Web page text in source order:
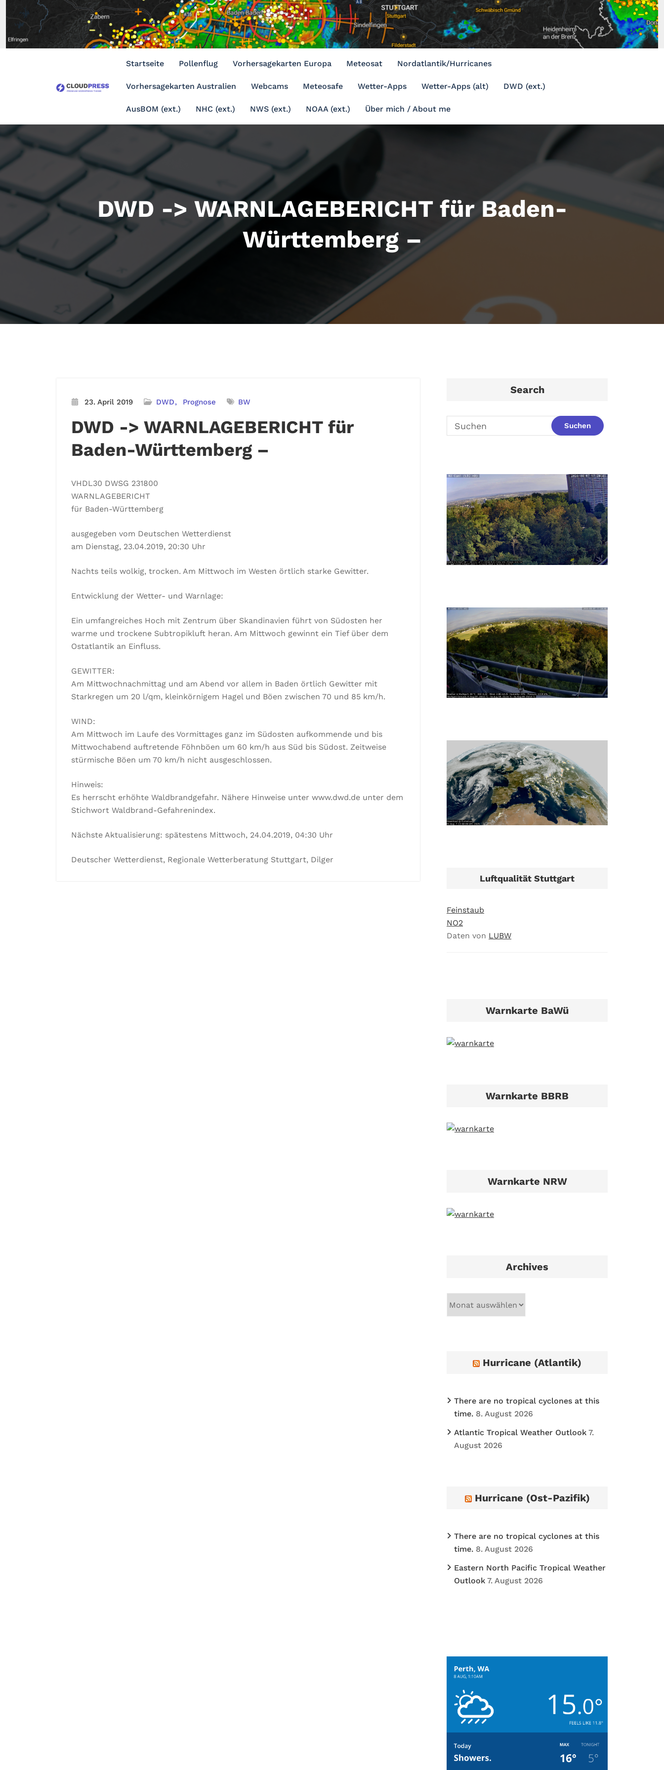
Inhalt
springen
Startseite Pollenflug Vorhersagekarten Europa Meteosat Nordatlantik/Hurricanes
Vorhersagekarten Australien Webcams Meteosafe Wetter-Apps Wetter-Apps (alt) DWD (ext.)
AusBOM (ext.) NHC (ext.) NWS (ext.) NOAA (ext.) Über mich / About me
DWD -> WARNLAGEBERICHT für Baden-
Württemberg –
23. April 2019 DWD Prognose BW
DWD -> WARNLAGEBERICHT für
Baden-Württemberg –
VHDL30 DWSG 231800
WARNLAGEBERICHT
für Baden-Württemberg
ausgegeben vom Deutschen Wetterdienst
am Dienstag, 23.04.2019, 20:30 Uhr
Nachts teils wolkig, trocken. Am Mittwoch im Westen örtlich starke Gewitter.
Entwicklung der Wetter- und Warnlage:
Ein umfangreiches Hoch mit Zentrum über Skandinavien führt von Südosten her
warme und trockene Subtropikluft heran. Am Mittwoch gewinnt ein Tief über dem
Ostatlantik an Einfluss.
GEWITTER:
Am Mittwochnachmittag und am Abend vor allem in Baden örtlich Gewitter mit
Starkregen um 20 l/qm, kleinkörnigem Hagel und Böen zwischen 70 und 85 km/h.
WIND:
Am Mittwoch im Laufe des Vormittages ganz im Südosten aufkommende und bis
Mittwochabend auftretende Föhnböen um 60 km/h aus Süd bis Südost. Zeitweise
stürmische Böen um 70 km/h nicht ausgeschlossen.
Hinweis:
Es herrscht erhöhte Waldbrandgefahr. Nähere Hinweise unter www.dwd.de unter dem
Stichwort Waldbrand-Gefahrenindex.
Nächste Aktualisierung: spätestens Mittwoch, 24.04.2019, 04:30 Uhr
Deutscher Wetterdienst, Regionale Wetterberatung Stuttgart, Dilger
Search
Luftqualität Stuttgart
Feinstaub
NO2
Daten von LUBW
Warnkarte BaWü
Warnkarte BBRB
Warnkarte NRW
Archives
Hurricane (Atlantik)
There are no tropical cyclones at this
time. 8. August 2026
Atlantic Tropical Weather Outlook 7.
August 2026
Hurricane (Ost-Pazifik)
There are no tropical cyclones at this
time. 8. August 2026
Eastern North Pacific Tropical Weather
Outlook 7. August 2026